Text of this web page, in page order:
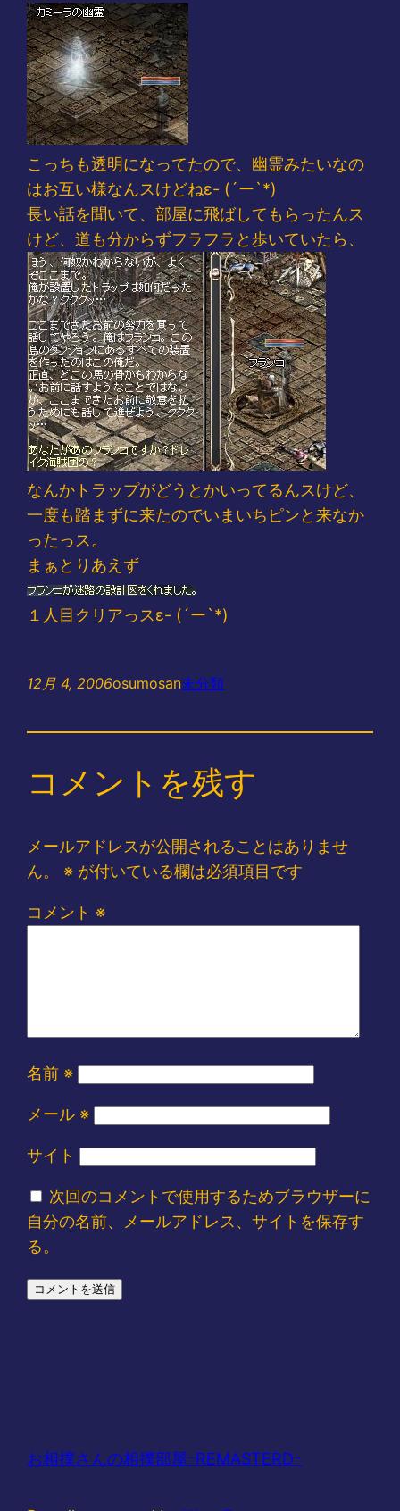
こっちも透明になってたので、幽霊みたいなの
はお互い様なんスけどねε- (´ー`*)
長い話を聞いて、部屋に飛ばしてもらったんス
けど、道も分からずフラフラと歩いていたら、
なんかトラップがどうとかいってるんスけど、
一度も踏まずに来たのでいまいちピンと来なか
ったっス。
まぁとりあえず
１人目クリアっスε- (´ー`*)
12月 4, 2006osumosan未分類
コメントを残す
メールアドレスが公開されることはありませ
ん。
※ が付いている欄は必須項目です
コメント ※
名前 ※
メール ※
サイト
次回のコメントで使用するためブラウザーに
自分の名前、メールアドレス、サイトを保存す
る。
お相撲さんの相撲部屋ｰREMASTERDｰ